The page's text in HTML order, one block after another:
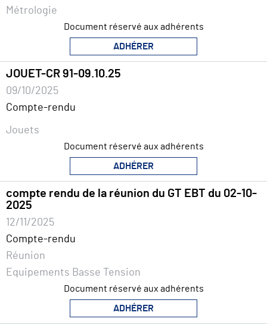
Métrologie
Document réservé aux adhérents
ADHÉRER
JOUET-CR 91-09.10.25
09/10/2025
Compte-rendu
Jouets
Document réservé aux adhérents
ADHÉRER
compte rendu de la réunion du GT EBT du 02-10-
2025
12/11/2025
Compte-rendu
Réunion
Equipements Basse Tension
Document réservé aux adhérents
ADHÉRER